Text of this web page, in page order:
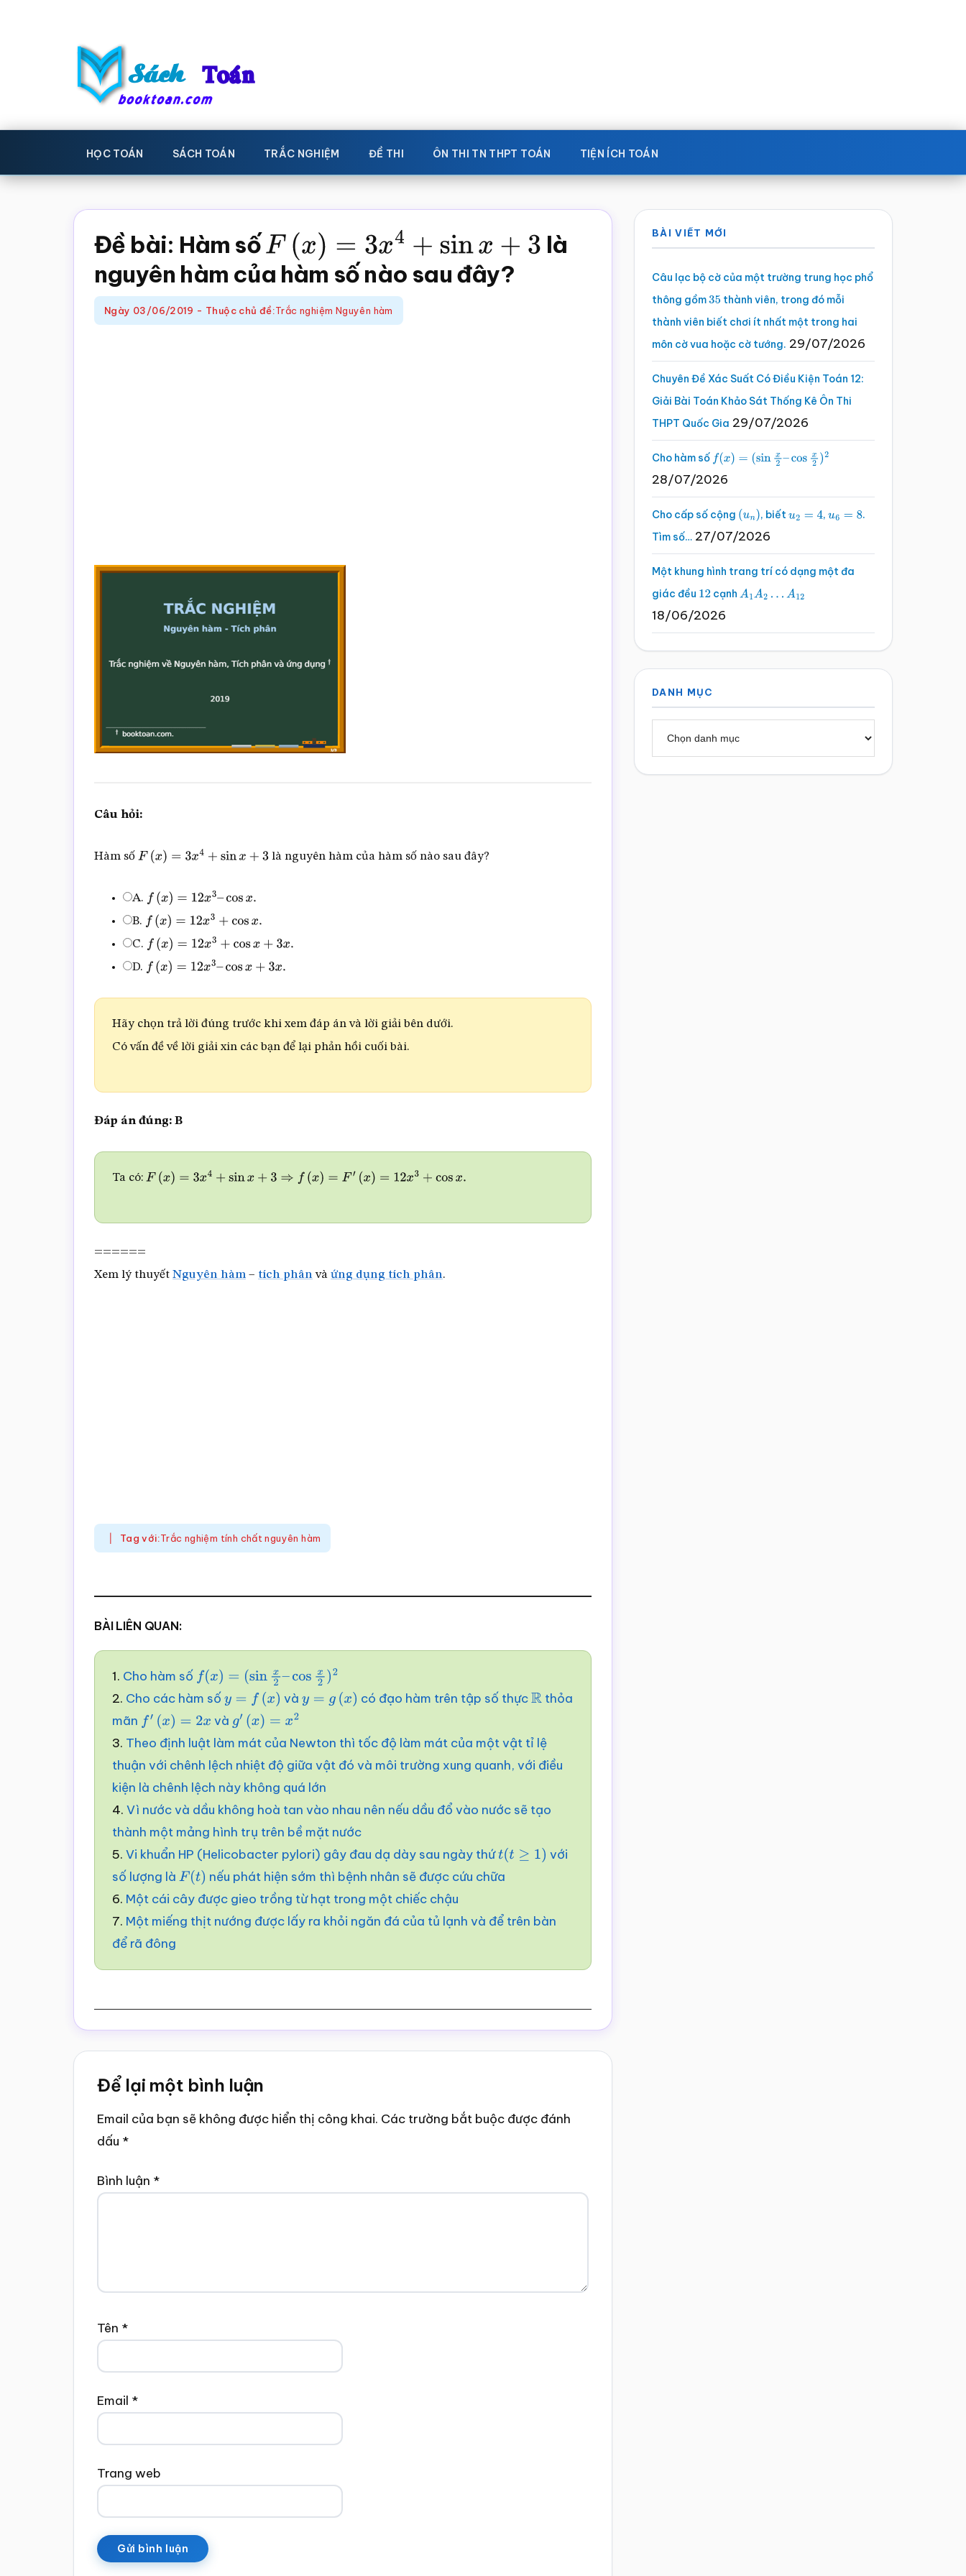
Sách
Toán
-
Học
toán
Học
toán,
toán,
Sách
khoa
Toán,
trắc
HỌC TOÁN SÁCH TOÁN TRẮC NGHIỆM ĐỀ THI ÔN THI TN THPT TOÁN TIỆN ÍCH TOÁN
Đề bài: Hàm sốF( x)= 3x 4+sinx+3
là
nguyên hàm của hàm số nào sau đây?
Ngày 03/06/2019 - Thuộc chủ đề:Trắc nghiệm Nguyên hàm
Câu hỏi:
Hàm số F x)= 3x4 +sin x +3 là nguyên hàm của hàm số nào sau đây?
A. f x)= 12 x3–cosx.
B. f x)= 12 x3+ cos x.
C. f x)= 12 x3+ cos x+3x
D. f x)= 12 x3–cosx+ 3x
Hãy chọn trả lời đúng trước khi xem đáp án và lời giải bên dưới.
Có vấn đề về lời giải xin các bạn để lại phản hồi cuối bài.
Đáp án đúng: B
Ta có: F x)= 3x4 +sin x +3⇒f( ) =F′(x )=12x 3+ cos x.
======
Xem lý thuyết Nguyên hàm – tích phânvà ứng dụng tích phân.
Tag với:Trắc nghiệm tính chất nguyên hàm
BÀI LIÊN QUAN:
1. Cho hàm số f(x)= (sinx2–cosx2 )2
2. Cho các hàm số y =f( x ) vày =g (x ) có đạo hàm trên tập số thựcRthỏa
mãn f′( x)= 2x và g′ (x)=x2
3. Theo định luật làm mát của Newton thì tốc độ làm mát của một vật tỉ lệ
thuận với chênh lệch nhiệt độ giữa vật đó và môi trường xung quanh, với điều
kiện là chênh lệch này không quá lớn
4. Vì nước và dầu không hoà tan vào nhau nên nếu dầu đổ vào nước sẽ tạo
thành một mảng hình trụ trên bề mặt nước
5. Vi khuẩn HP (Helicobacter pylori) gây đau dạ dày sau ngày thứt(t ≥1)
với
số lượng là F(t) nếu phát hiện sớm thì bệnh nhân sẽ được cứu chữa
6. Một cái cây được gieo trồng từ hạt trong một chiếc chậu
7. Một miếng thịt nướng được lấy ra khỏi ngăn đá của tủ lạnh và để trên bàn
để rã đông
Reader
Interactions
Để lại một bình luận
Email của bạn sẽ không được hiển thị công khai. Các trường bắt buộc được đánh
dấu *
Bình luận *
Tên *
Email *
Trang web
Sidebar
chính
BÀI VIẾT MỚI
Câu lạc bộ cờ của một trường trung học phổ
thông gồm35 thành viên, trong đó mỗi
thành viên biết chơi ít nhất một trong hai
môn cờ vua hoặc cờ tướng. 29/07/2026
Chuyên Đề Xác Suất Có Điều Kiện Toán 12:
Giải Bài Toán Khảo Sát Thống Kê Ôn Thi
THPT Quốc Gia 29/07/2026
Cho hàm số f(x)=(sinx2 –cosx2 )2
28/07/2026
Cho cấp số cộng (un), biếtu2 =4 , u6 =8
.
Tìm số… 27/07/2026
Một khung hình trang trí có dạng một đa
giác đều 12 cạnh A1A2…A 12
18/06/2026
DANH MỤC